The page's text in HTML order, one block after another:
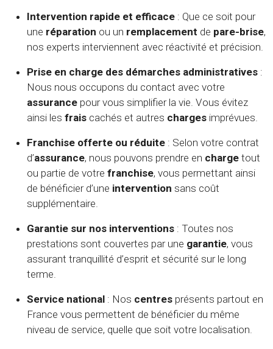
Intervention rapide et efficace : Que ce soit pour
une réparation ou un remplacement de pare-brise,
nos experts interviennent avec réactivité et précision.
Prise en charge des démarches administratives :
Nous nous occupons du contact avec votre
assurance pour vous simplifier la vie. Vous évitez
ainsi les frais cachés et autres charges imprévues.
Franchise offerte ou réduite : Selon votre contrat
d’assurance, nous pouvons prendre en charge tout
ou partie de votre franchise, vous permettant ainsi
de bénéficier d’une intervention sans coût
supplémentaire.
Garantie sur nos interventions : Toutes nos
prestations sont couvertes par une garantie, vous
assurant tranquillité d’esprit et sécurité sur le long
terme.
Service national : Nos centres présents partout en
France vous permettent de bénéficier du même
niveau de service, quelle que soit votre localisation.